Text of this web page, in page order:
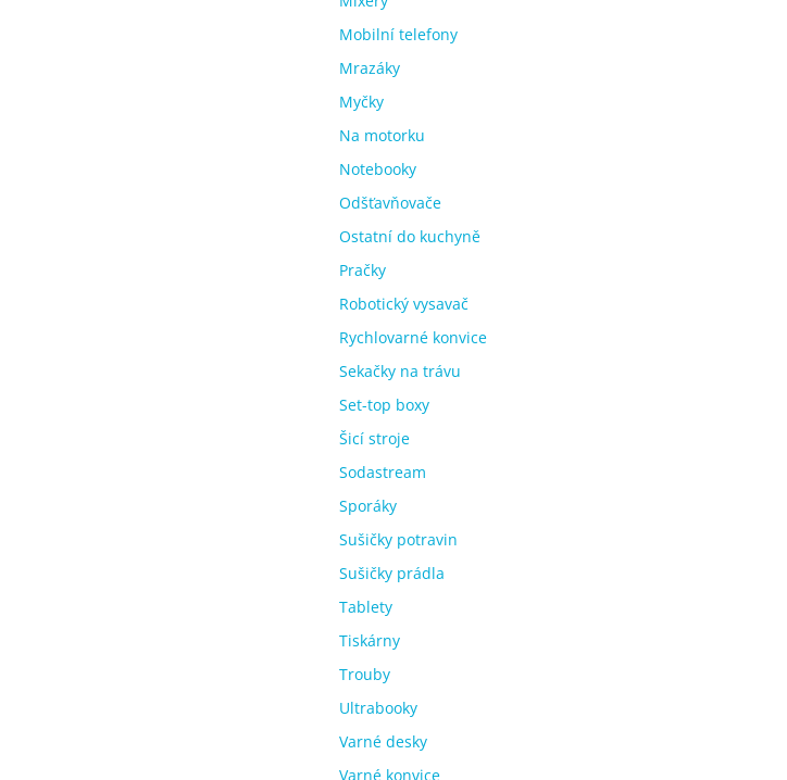
Mobilní telefony
Mrazáky
Myčky
Na motorku
Notebooky
Odšťavňovače
Ostatní do kuchyně
Pračky
Robotický vysavač
Rychlovarné konvice
Sekačky na trávu
Set-top boxy
Šicí stroje
Sodastream
Sporáky
Sušičky potravin
Sušičky prádla
Tablety
Tiskárny
Trouby
Ultrabooky
Varné desky
Varné konvice